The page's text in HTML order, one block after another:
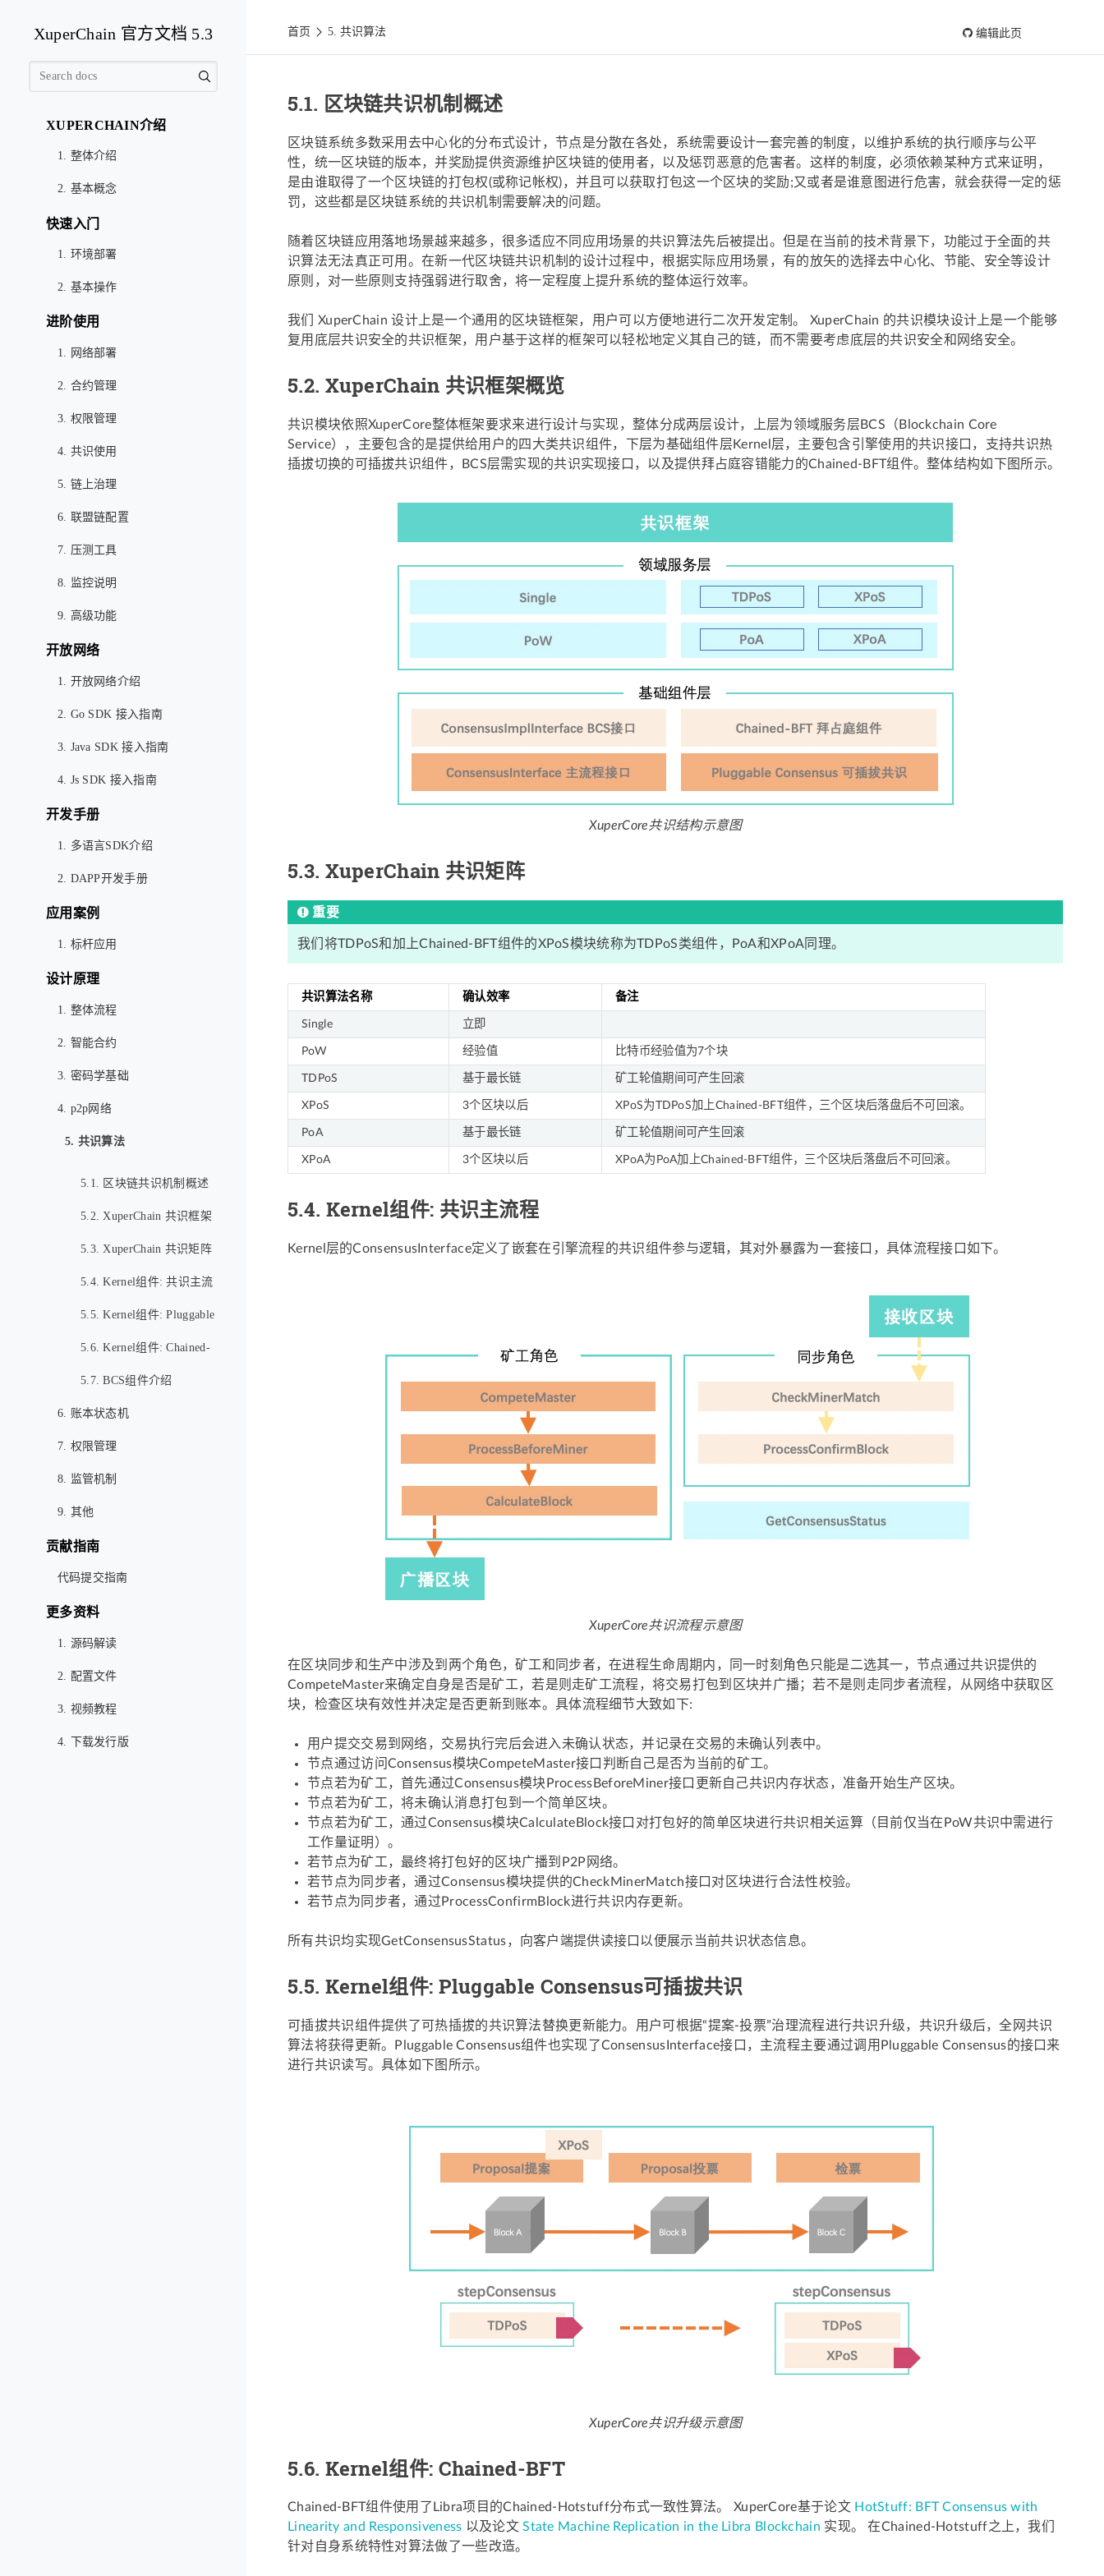
XuperChain 官方文档 5.3
XUPERCHAIN介绍
1. 整体介绍
2. 基本概念
快速入门
1. 环境部署
2. 基本操作
进阶使用
1. 网络部署
2. 合约管理
3. 权限管理
4. 共识使用
5. 链上治理
6. 联盟链配置
7. 压测工具
8. 监控说明
9. 高级功能
开放网络
1. 开放网络介绍
2. Go SDK 接入指南
3. Java SDK 接入指南
4. Js SDK 接入指南
开发手册
1. 多语言SDK介绍
2. DAPP开发手册
应用案例
1. 标杆应用
设计原理
1. 整体流程
2. 智能合约
3. 密码学基础
4. p2p网络
5. 共识算法
5.1. 区块链共识机制概述
5.2. XuperChain 共识框架
概览
5.3. XuperChain 共识矩阵
5.4. Kernel组件: 共识主流
程
5.5. Kernel组件: Pluggable
Consensus可插拔共识
5.6. Kernel组件: Chained-
BFT
5.7. BCS组件介绍
6. 账本状态机
7. 权限管理
8. 监管机制
9. 其他
贡献指南
代码提交指南
更多资料
1. 源码解读
2. 配置文件
3. 视频教程
4. 下载发行版
首页 5. 共识算法 编辑此页
5.1. 区块链共识机制概述
区块链系统多数采用去中心化的分布式设计，节点是分散在各处，系统需要设计一套完善的制度，以维护系统的执行顺序与公平
性，统一区块链的版本，并奖励提供资源维护区块链的使用者，以及惩罚恶意的危害者。这样的制度，必须依赖某种方式来证明，
是由谁取得了一个区块链的打包权(或称记帐权)，并且可以获取打包这一个区块的奖励;又或者是谁意图进行危害，就会获得一定的惩
罚，这些都是区块链系统的共识机制需要解决的问题。
随着区块链应用落地场景越来越多，很多适应不同应用场景的共识算法先后被提出。但是在当前的技术背景下，功能过于全面的共
识算法无法真正可用。在新一代区块链共识机制的设计过程中，根据实际应用场景，有的放矢的选择去中心化、节能、安全等设计
原则，对一些原则支持强弱进行取舍，将一定程度上提升系统的整体运行效率。
我们 XuperChain 设计上是一个通用的区块链框架，用户可以方便地进行二次开发定制。 XuperChain 的共识模块设计上是一个能够
复用底层共识安全的共识框架，用户基于这样的框架可以轻松地定义其自己的链，而不需要考虑底层的共识安全和网络安全。
5.2. XuperChain 共识框架概览
共识模块依照XuperCore整体框架要求来进行设计与实现，整体分成两层设计，上层为领域服务层BCS（Blockchain Core
Service），主要包含的是提供给用户的四大类共识组件，下层为基础组件层Kernel层，主要包含引擎使用的共识接口，支持共识热
插拔切换的可插拔共识组件，BCS层需实现的共识实现接口，以及提供拜占庭容错能力的Chained-BFT组件。整体结构如下图所示。
XuperCore共识结构示意图
5.3. XuperChain 共识矩阵
重要
我们将TDPoS和加上Chained-BFT组件的XPoS模块统称为TDPoS类组件，PoA和XPoA同理。
共识算法名称 确认效率 备注
Single 立即
PoW 经验值 比特币经验值为7个块
TDPoS 基于最长链 矿工轮值期间可产生回滚
XPoS 3个区块以后 XPoS为TDPoS加上Chained-BFT组件，三个区块后落盘后不可回滚。
PoA 基于最长链 矿工轮值期间可产生回滚
XPoA 3个区块以后 XPoA为PoA加上Chained-BFT组件，三个区块后落盘后不可回滚。
5.4. Kernel组件: 共识主流程
Kernel层的ConsensusInterface定义了嵌套在引擎流程的共识组件参与逻辑，其对外暴露为一套接口，具体流程接口如下。
XuperCore共识流程示意图
在区块同步和生产中涉及到两个角色，矿工和同步者，在进程生命周期内，同一时刻角色只能是二选其一，节点通过共识提供的
CompeteMaster来确定自身是否是矿工，若是则走矿工流程，将交易打包到区块并广播；若不是则走同步者流程，从网络中获取区
块，检查区块有效性并决定是否更新到账本。具体流程细节大致如下:
用户提交交易到网络，交易执行完后会进入未确认状态，并记录在交易的未确认列表中。
节点通过访问Consensus模块CompeteMaster接口判断自己是否为当前的矿工。
节点若为矿工，首先通过Consensus模块ProcessBeforeMiner接口更新自己共识内存状态，准备开始生产区块。
节点若为矿工，将未确认消息打包到一个简单区块。
节点若为矿工，通过Consensus模块CalculateBlock接口对打包好的简单区块进行共识相关运算（目前仅当在PoW共识中需进行
工作量证明）。
若节点为矿工，最终将打包好的区块广播到P2P网络。
若节点为同步者，通过Consensus模块提供的CheckMinerMatch接口对区块进行合法性校验。
若节点为同步者，通过ProcessConfirmBlock进行共识内存更新。
所有共识均实现GetConsensusStatus，向客户端提供读接口以便展示当前共识状态信息。
5.5. Kernel组件: Pluggable Consensus可插拔共识
可插拔共识组件提供了可热插拔的共识算法替换更新能力。用户可根据“提案-投票”治理流程进行共识升级，共识升级后，全网共识
算法将获得更新。Pluggable Consensus组件也实现了ConsensusInterface接口，主流程主要通过调用Pluggable Consensus的接口来
进行共识读写。具体如下图所示。
XuperCore共识升级示意图
5.6. Kernel组件: Chained-BFT
Chained-BFT组件使用了Libra项目的Chained-Hotstuff分布式一致性算法。 XuperCore基于论文 HotStuff: BFT Consensus with
Linearity and Responsiveness 以及论文State Machine Replication in the Libra Blockchain 实现。 在Chained-Hotstuff之上，我们
针对自身系统特性对算法做了一些改造。